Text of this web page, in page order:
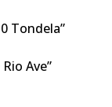
Tondela”
Ave”